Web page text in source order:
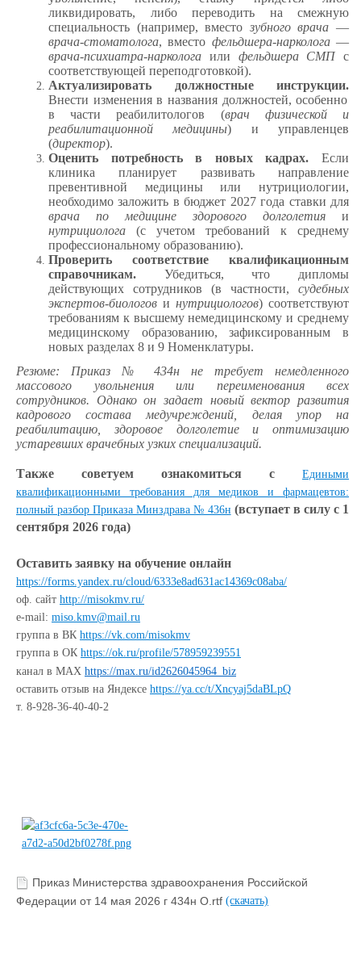
ликвидировать, либо переводить на смежную
специальность (например, вместо зубного врача —
врача-стоматолога, вместо фельдшера-нарколога—
врача-психиатра-нарколога или фельдшера СМП с
соответствующей переподготовкой).
Актуализировать должностные инструкции.
Внести изменения в названия должностей, особенно
в части реабилитологов (врач физической и
реабилитационной медицины) и управленцев
(директор).
Оценить потребность в новых кадрах. Если
клиника планирует развивать направление
превентивной медицины или нутрициологии,
необходимо заложить в бюджет 2027 года ставки для
врача по медицине здорового долголетия и
нутрициолога (с учетом требований к среднему
профессиональному образованию).
Проверить соответствие квалификационным
справочникам. Убедиться, что дипломы
действующих сотрудников (в частности, судебных
экспертов-биологов и нутрициологов) соответствуют
требованиям к высшему немедицинскому и среднему
медицинскому образованию, зафиксированным в
новых разделах 8 и 9 Номенклатуры.
Резюме: Приказ № 434н не требует немедленного
массового увольнения или переименования всех
сотрудников. Однако он задает новый вектор развития
кадрового состава медучреждений, делая упор на
реабилитацию, здоровое долголетие и оптимизацию
устаревших врачебных узких специализаций.
Также советуем ознакомиться с Едиными
квалификационными требования для медиков и фармацевтов:
полный разбор Приказа Минздрава № 436н (вступает в силу с 1
сентября 2026 года)
Оставить заявку на обучение онлайн
https://forms.yandex.ru/cloud/6333e8ad631ac14369c08aba/
оф. сайт http://misokmv.ru/
e-mail: miso.kmv@mail.ru
группа в ВК https://vk.com/misokmv
группа в ОК https://ok.ru/profile/578959239551
канал в MAX https://max.ru/id2626045964_biz
оставить отзыв на Яндексе https://ya.cc/t/Xncyaj5daBLpQ
т. 8-928-36-40-40-2
Приказ Министерства здравоохранения Российской
Федерации от 14 мая 2026 г 434н О.rtf (скачать)